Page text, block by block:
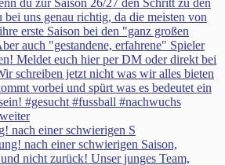
nach einer schwierigen S